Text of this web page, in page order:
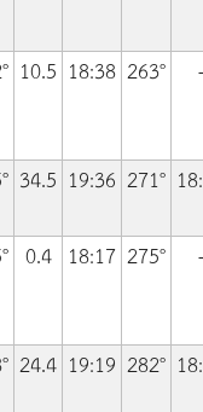
10.5 18:38 263° -
34.5 19:36 271°
0.4 18:17 275° -
24.4 19:19 282°